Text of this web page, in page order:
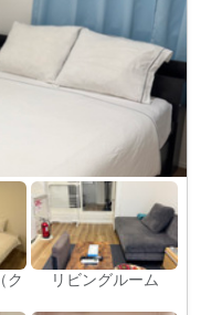
ク
リビングルーム